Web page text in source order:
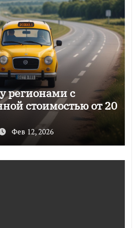
регионами с
стоимостью от 20
Фев 12, 2026